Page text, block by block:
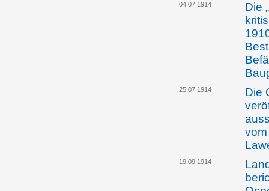
04.07.1914
Die
25.07.1914
Die
19.09.1914